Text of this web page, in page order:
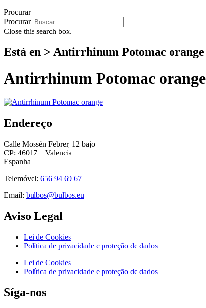
Procurar
Procurar
Close this search box.
Está en > Antirrhinum Potomac orange
Antirrhinum Potomac orange
Endereço
Calle Mossén Febrer, 12 bajo
CP: 46017 – Valencia
Espanha
Telemóvel: 656 94 69 67
Email: bulbos@bulbos.eu
Aviso Legal
Lei de Cookies
Política de privacidade e proteção de dados
Lei de Cookies
Política de privacidade e proteção de dados
Síga-nos